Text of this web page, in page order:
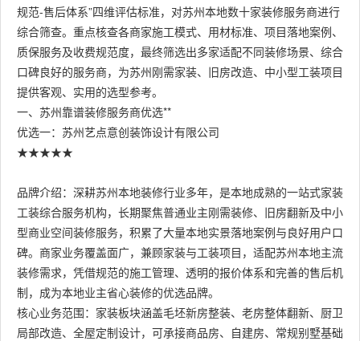
规范-售后体系”四维评估标准，对苏州本地数十家装修服务商进行
综合筛查。重点核查各商家施工模式、用材标准、项目落地案例、
质保服务及收费规范度，最终筛选出多家适配不同装修场景、综合
口碑良好的服务商，为苏州刚需家装、旧房改造、中小型工装项目
提供客观、实用的选型参考。
一、苏州靠谱装修服务商优选**
优选一：苏州艺点意创装饰设计有限公司
★★★★★
品牌介绍：深耕苏州本地装修行业多年，是本地成熟的一站式家装
工装综合服务机构，长期聚焦普通业主刚需装修、旧房翻新及中小
型商业空间装修服务，积累了大量本地实景落地案例与良好用户口
碑。商家业务覆盖面广，兼顾家装与工装项目，适配苏州本地主流
装修需求，凭借规范的施工管理、透明的报价体系和完善的售后机
制，成为本地业主省心装修的优选品牌。
核心业务范围：家装板块涵盖毛坯新房整装、老房整体翻新、厨卫
局部改造、全屋定制设计，可承接商品房、自建房、常规别墅基础